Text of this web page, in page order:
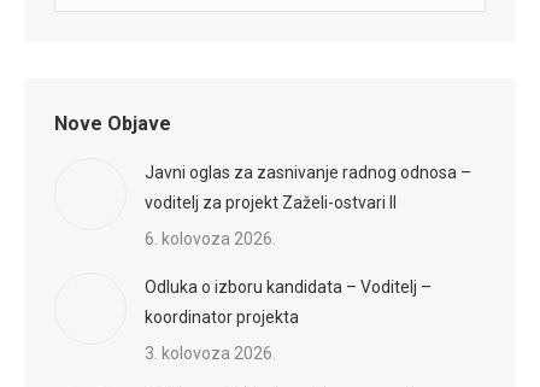
Nove Objave
Javni oglas za zasnivanje radnog odnosa –
voditelj za projekt Zaželi-ostvari II
6. kolovoza 2026.
Odluka o izboru kandidata – Voditelj –
koordinator projekta
3. kolovoza 2026.